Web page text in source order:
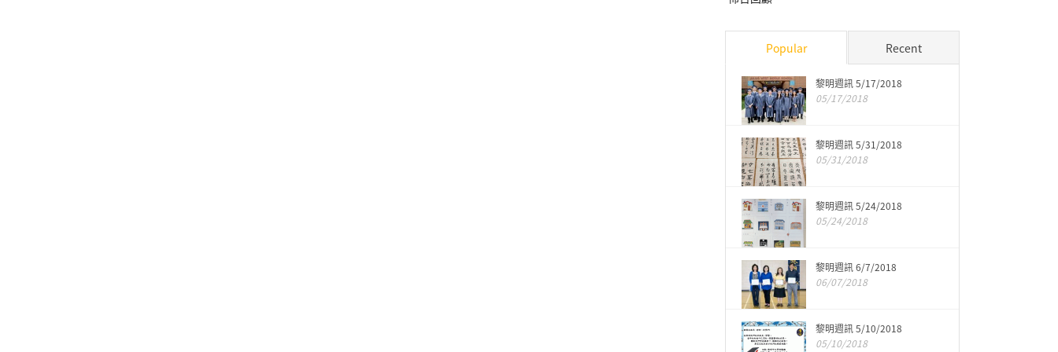
Popular Recent
黎明週訊 5/17/2018
05/17/2018
黎明週訊 5/31/2018
05/31/2018
黎明週訊 5/24/2018
05/24/2018
黎明週訊 6/7/2018
06/07/2018
黎明週訊 5/10/2018
05/10/2018